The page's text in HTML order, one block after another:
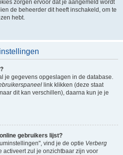
zorgen ervoor dat je aangemeld wordt
de beheerder dit heeft inschakeld, om te
hebt.
je gegevens opgeslagen in de database.
link klikken (deze staat
dit kan verschillen), daarna kun je je
gebruikers lijst?
vind je de optie Verberg
activeert zul je onzichtbaar zijn voor